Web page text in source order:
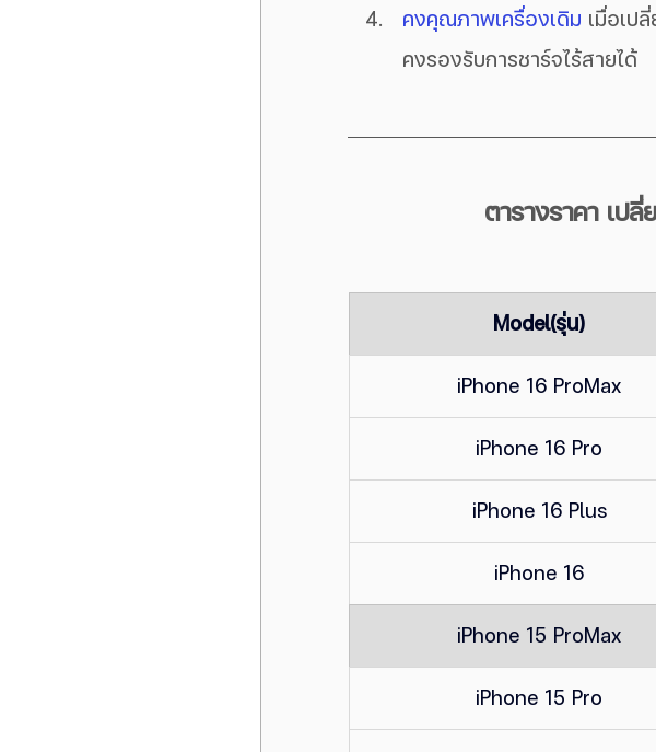
คงคุณภาพเครื่องเดิม เมื่อเป
คงรองรับการชาร์จไร้สายได้
ตารางราคา เป
Model(รุ่น)
iPhone 16 ProMax
iPhone 16 Pro
iPhone 16 Plus
iPhone 16
iPhone 15 ProMax
iPhone 15 Pro